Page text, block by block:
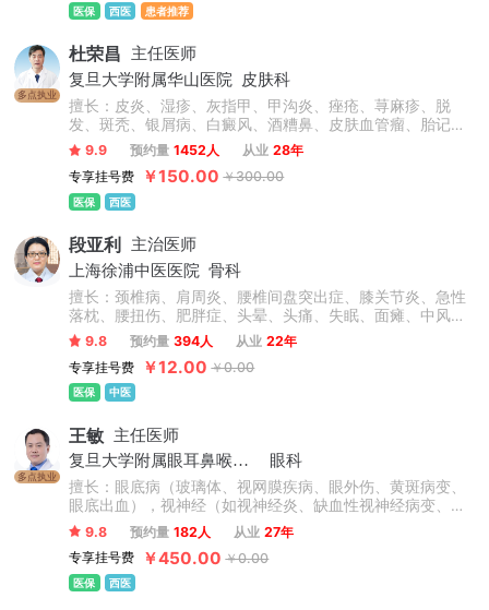
医保 西医 患者推荐
多点执业
杜荣昌 主任医师
复旦大学附属华山医院
皮肤科
擅长：皮炎、湿疹、灰指甲、甲沟炎、痤疮、荨麻疹、脱
发、斑秃、银屑病、白癜风、酒糟鼻、皮肤血管瘤、胎记、
瘢痕疙瘩、结节性痒疹、激素脸、血管痣、太田痣、汗疱
疹、老年性白斑、职业病皮肤病、化妆品不良反应等常见皮
肤病和疑难疾病，在皮肤病治疗领域有很深的造诣。
9.9 预约量 1452人 从业 28年
专享挂号费
￥150.00 ￥300.00
医保 西医
段亚利 主治医师
上海徐浦中医医院 骨科
擅长：颈椎病、肩周炎、腰椎间盘突出症、膝关节炎、急性
落枕、腰扭伤、肥胖症、头晕、头痛、失眠、面瘫、中风偏
瘫后遗症、脊柱侧弯、高低肩、长短腿、骨盆倾斜、上下交
叉综合症、强直性脊柱炎、颈肩腰腿疼痛类疾病及脊柱健康
管理等相关疾病。
9.8 预约量 394人 从业 22年
专享挂号费
￥12.00 ￥0.00
医保 中医
多点执业
王敏 主任医师
复旦大学附属眼耳鼻喉科医院
眼科
擅长：眼底病（玻璃体、视网膜疾病、眼外伤、黄斑病变、
眼底出血），视神经（如视神经炎、缺血性视神经病变、视
神经脊髓炎、Leber遗传性视神经病变、瞳孔异常）。
9.8 预约量 182人 从业 27年
专享挂号费
￥450.00 ￥0.00
医保 西医